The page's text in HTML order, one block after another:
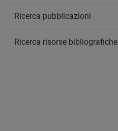
Ricerca pubblicazioni
Ricerca risorse bibliografiche